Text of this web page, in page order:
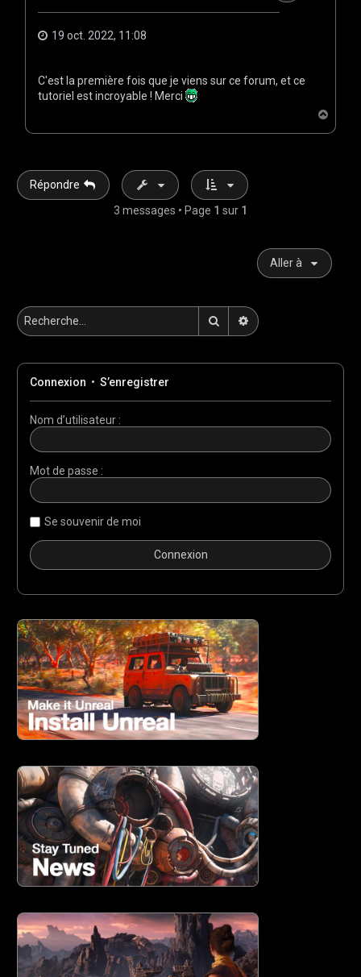
19 oct. 2022, 11:08
C'est la première fois que je viens sur ce forum, et ce
tutoriel est incroyable ! Merci
a
Répondre
3 messages • Page 1 sur 1
Aller à
RechercherRecherche avancée
Connexion •S’enregistrer
Nom d’utilisateur :
Mot de passe :
Se souvenir de moi